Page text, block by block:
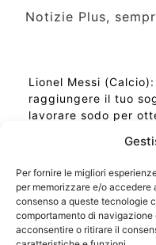
Per fornire le migliori
per memorizzare e/o
consenso a queste tecnologie
comportamento di navigazione
acconsentire o ritirare il
Notizie Plus,
Lionel Messi
raggiungere il tuo
lavorare sodo per
Ora Esatta in Italia
Ti Senti Strano
la Risonanza di
Come Sapere Se